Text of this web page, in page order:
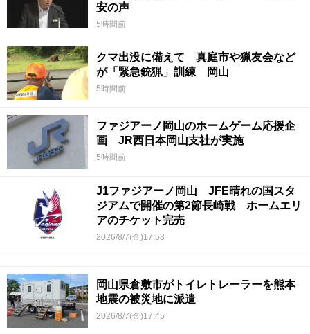
安の声
5時間前
クマ出没に備えて 真庭市や猟友会など
が「緊急銃猟」訓練 岡山
5時間前
ファジアーノ岡山のホームゲーム応援企
画 JR西日本岡山支社が実施
5時間前
J1ファジアーノ岡山 JFE晴れの国スタ
ジアムで開催の第2節長崎戦 ホームエリ
アのチケット完売
2026/8/7(金)17:53
岡山県倉敷市がトイレトレーラーを熊本
地震の被災地に派遣
2026/8/7(金)17:45